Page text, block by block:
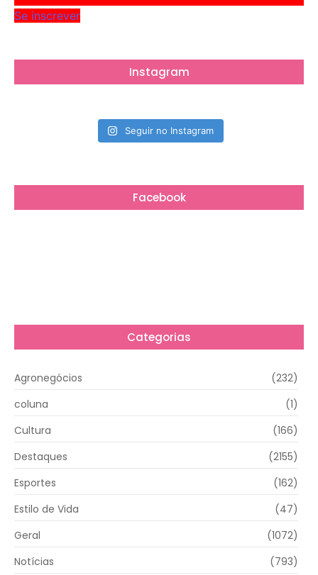
Se inscrever
Instagram
Seguir no Instagram
Facebook
Categorias
Agronegócios
(232)
coluna
(1)
Cultura
(166)
Destaques
(2155)
Esportes
(162)
Estilo de Vida
(47)
Geral
(1072)
Notícias
(793)